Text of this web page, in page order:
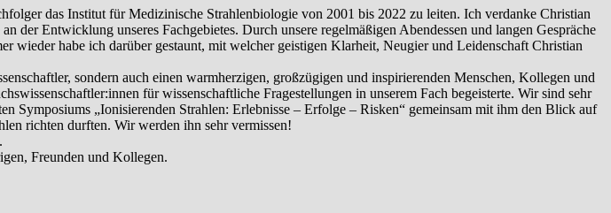
das Institut für Medizinische Strahlenbiologie von 2001 bis 2022 zu leiten. Ich verdanke Christian
der Entwicklung unseres Fachgebietes. Durch unsere regelmäßigen Abendessen und langen Gespräche
wieder habe ich darüber gestaunt, mit welcher geistigen Klarheit, Neugier und Leidenschaft Christian
sondern auch einen warmherzigen, großzügigen und inspirierenden Menschen, Kollegen und
für wissenschaftliche Fragestellungen in unserem Fach begeisterte. Wir sind sehr
Symposiums „Ionisierenden Strahlen: Erlebnisse – Erfolge – Risken“ gemeinsam mit ihm den Blick auf
richten durften. Wir werden ihn sehr vermissen!
Freunden und Kollegen.